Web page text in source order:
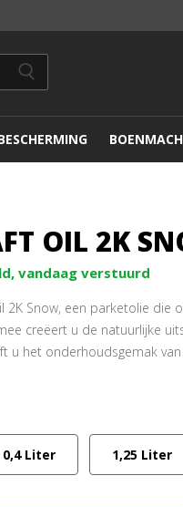
OIL 2K
vandaag verstuurd
2K Snow, een parketolie die
creëert u de natuurlijke
u het onderhoudsgemak
klaar voor licht gebruik na
de
gebruiksaanwijzing! Tip: om
0,05 bestellen, deze is altijd
0,4 Liter 1,25 Liter